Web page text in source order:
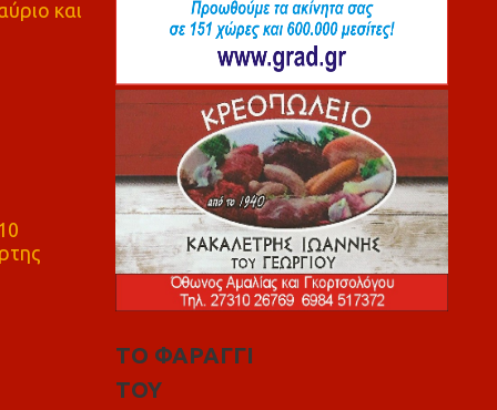
και
ΤΟ ΦΑΡΑΓΓΙ
ΤΟΥ